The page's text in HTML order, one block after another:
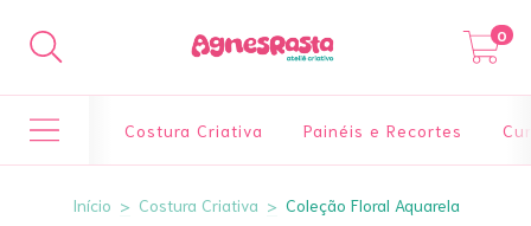
0
Costura Criativa Painéis e Recortes
Início > Costura Criativa > Coleção Floral Aquarela